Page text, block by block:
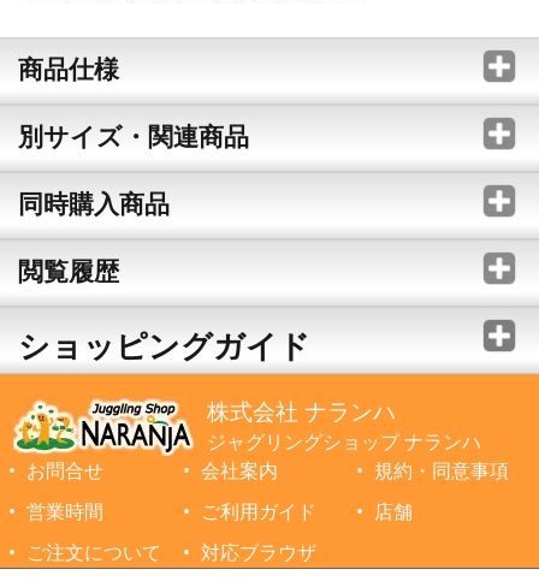
商品仕様
別サイズ・関連商品
同時購入商品
閲覧履歴
ショッピングガイド
株式会社 ナランハ
ジャグリングショップ ナランハ
お問合せ
会社案内
規約・同意事項
営業時間
ご利用ガイド
店舗
ご注文について
対応ブラウザ